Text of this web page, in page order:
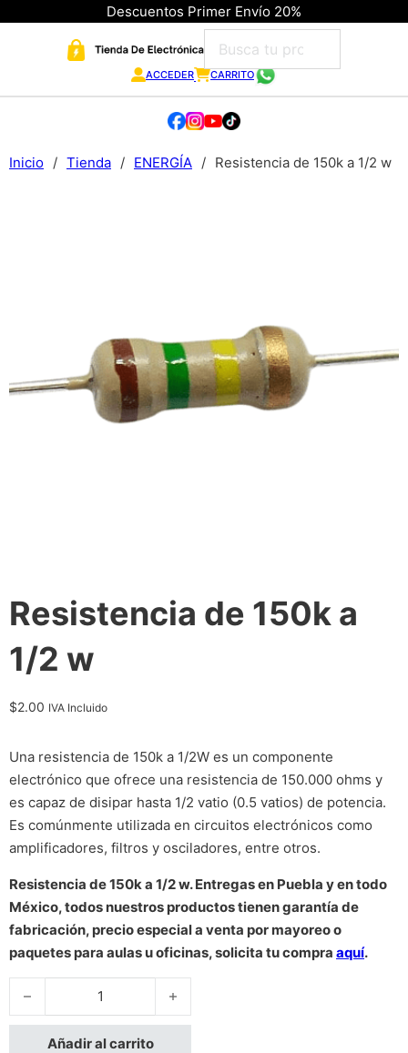
Descuentos Primer Envío 20%
ACCEDER CARRITO
Inicio / Tienda / ENERGÍA / Resistencia de 150k a 1/2 w
Resistencia de 150k a
1/2 w
$2.00 IVA Incluido
Una resistencia de 150k a 1/2W es un componente
electrónico que ofrece una resistencia de 150.000 ohms y
es capaz de disipar hasta 1/2 vatio (0.5 vatios) de potencia.
Es comúnmente utilizada en circuitos electrónicos como
amplificadores, filtros y osciladores, entre otros.
Resistencia de 150k a 1/2 w. Entregas en Puebla y en todo
México, todos nuestros productos tienen garantía de
fabricación, precio especial a venta por mayoreo o
paquetes para aulas u oficinas, solicita tu compra aquí.
Resistencia de 150k a 1/2 w cantidad
Añadir al carrito